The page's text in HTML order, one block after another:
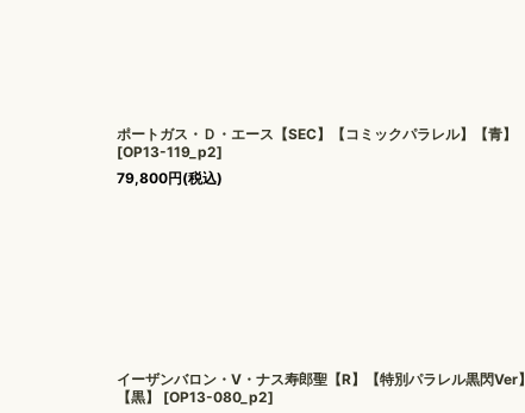
ポートガス・Ｄ・エース【SEC】【コミックパラレル】【青】
[OP13-119_p2]
79,800円(税込)
イーザンバロン・V・ナス寿郎聖【R】【特別パラレル黒閃Ver】
【黒】
[OP13-080_p2]